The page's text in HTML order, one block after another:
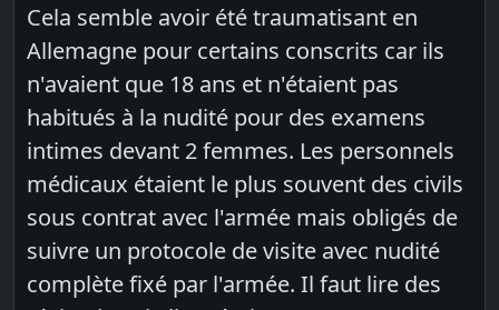
Cela semble avoir été traumatisant en
Allemagne pour certains conscrits car ils
n'avaient que 18 ans et n'étaient pas
habitués à la nudité pour des examens
intimes devant 2 femmes. Les personnels
médicaux étaient le plus souvent des civils
sous contrat avec l'armée mais obligés de
suivre un protocole de visite avec nudité
complète fixé par l'armée. Il faut lire des